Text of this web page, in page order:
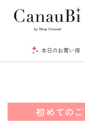
本日のお買い得